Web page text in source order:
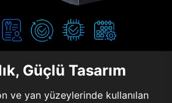
Güçlü Tasarım
ve yan yüzeylerinde kullanılan